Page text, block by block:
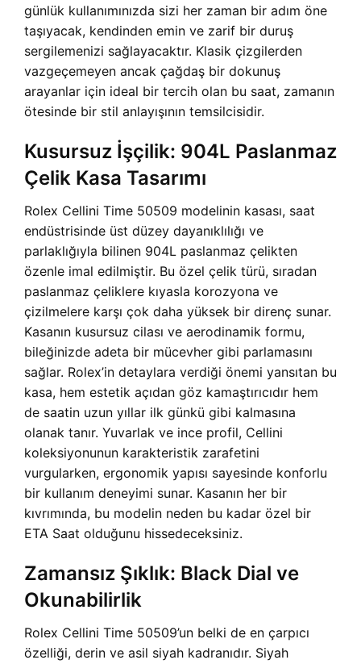
günlük kullanımınızda sizi her zaman bir adım öne
taşıyacak, kendinden emin ve zarif bir duruş
sergilemenizi sağlayacaktır. Klasik çizgilerden
vazgeçemeyen ancak çağdaş bir dokunuş
arayanlar için ideal bir tercih olan bu saat, zamanın
ötesinde bir stil anlayışının temsilcisidir.
Kusursuz İşçilik: 904L Paslanmaz
Çelik Kasa Tasarımı
Rolex Cellini Time 50509 modelinin kasası, saat
endüstrisinde üst düzey dayanıklılığı ve
parlaklığıyla bilinen 904L paslanmaz çelikten
özenle imal edilmiştir. Bu özel çelik türü, sıradan
paslanmaz çeliklere kıyasla korozyona ve
çizilmelere karşı çok daha yüksek bir direnç sunar.
Kasanın kusursuz cilası ve aerodinamik formu,
bileğinizde adeta bir mücevher gibi parlamasını
sağlar. Rolex’in detaylara verdiği önemi yansıtan bu
kasa, hem estetik açıdan göz kamaştırıcıdır hem
de saatin uzun yıllar ilk günkü gibi kalmasına
olanak tanır. Yuvarlak ve ince profil, Cellini
koleksiyonunun karakteristik zarafetini
vurgularken, ergonomik yapısı sayesinde konforlu
bir kullanım deneyimi sunar. Kasanın her bir
kıvrımında, bu modelin neden bu kadar özel bir
ETA Saat olduğunu hissedeceksiniz.
Zamansız Şıklık: Black Dial ve
Okunabilirlik
Rolex Cellini Time 50509’un belki de en çarpıcı
özelliği, derin ve asil siyah kadranıdır. Siyah